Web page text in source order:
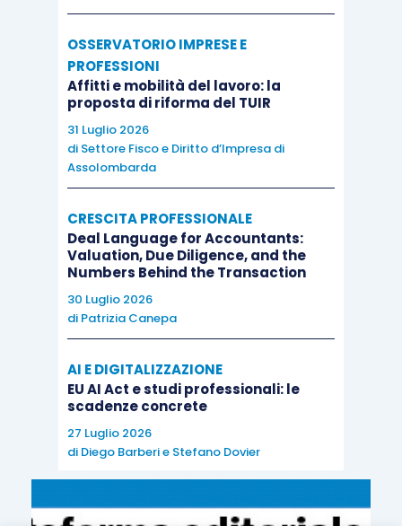
OSSERVATORIO IMPRESE E
PROFESSIONI
Affitti e mobilità del lavoro: la
proposta di riforma del TUIR
31 Luglio 2026
di Settore Fisco e Diritto d’Impresa di
Assolombarda
CRESCITA PROFESSIONALE
Deal Language for Accountants:
Valuation, Due Diligence, and the
Numbers Behind the Transaction
30 Luglio 2026
di Patrizia Canepa
AI E DIGITALIZZAZIONE
EU AI Act e studi professionali: le
scadenze concrete
27 Luglio 2026
di Diego Barberie Stefano Dovier